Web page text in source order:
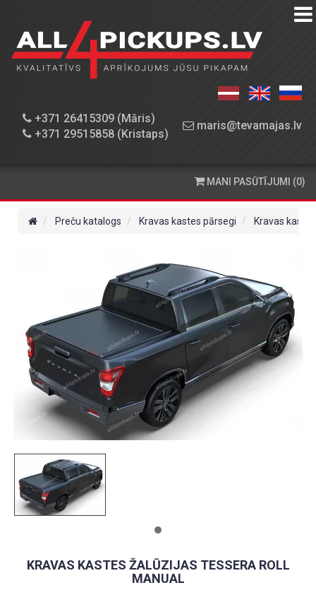
+371 26415309 (Māris)
+371 29515858 (Kristaps)
maris@tevamajas.lv
PREČU
KATALOGS
PIEGĀDE
MANI PASŪTĪJUMI (0)
Preču katalogs Kravas kastes pārsegi Kravas
KRAVAS KASTES ŽALŪZIJAS TESSERA ROLL
MANUAL